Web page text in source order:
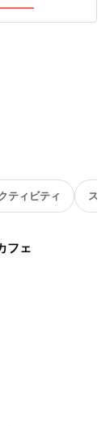
ティビティ ス
フェ